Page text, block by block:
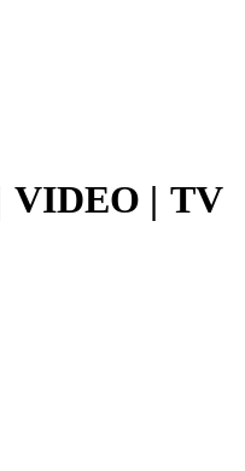
VIDEO | TV